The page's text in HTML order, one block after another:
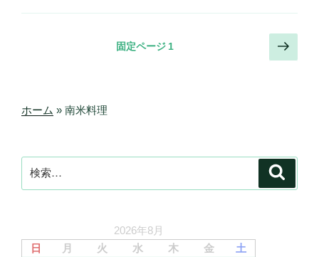
ペ
送
り
固定ページ 1
次
の
ホーム » 南米料理
索:
2026年8月
日
月 火 水 木 金
土